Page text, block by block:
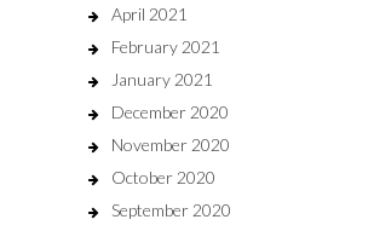
April 2021
February 2021
January 2021
December 2020
November 2020
October 2020
September 2020